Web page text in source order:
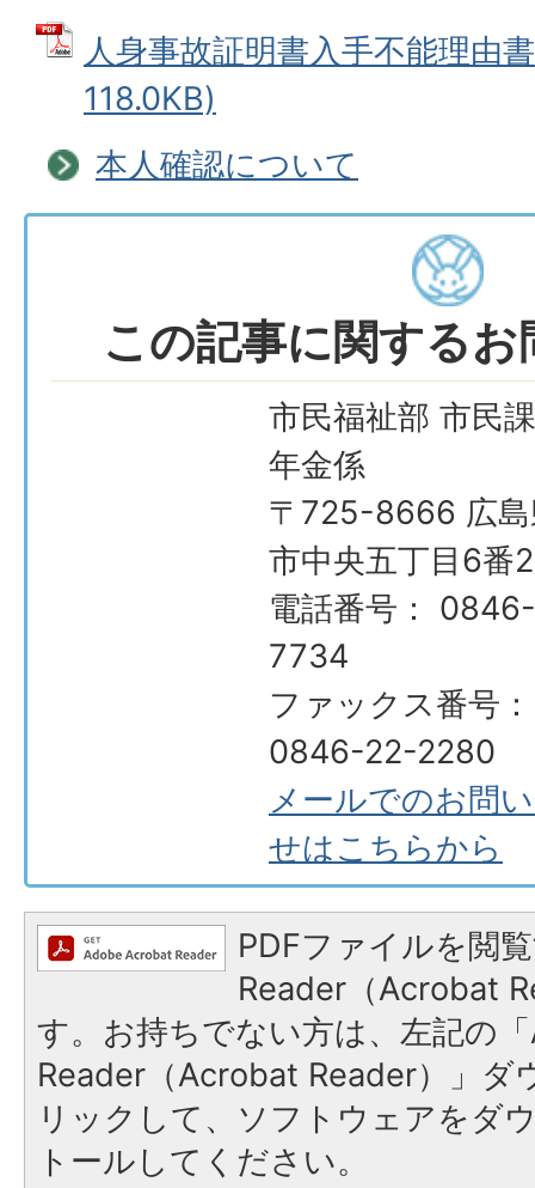
人身事故証明書入手不能理由
118.0KB)
本人確認について
この記事に関する
市民福祉部 市民
年金係
〒725-8666 広島
市中央五丁目6番
電話番号：
7734
ファックス番号：
0846-22-2280
メールでのお問
せはこちらから
PDFファイルを閲
Reader（Acrobat
す。お持ちでない方は、左記の
Reader（Acrobat Reader）」ダ
リックして、ソフトウェアをダ
トールしてください。